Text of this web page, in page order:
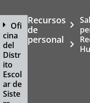
Ofi
cina
del
Distr
ito
Escol
ar de
Siste
Recursos
de
personal